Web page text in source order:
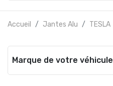
Accueil Jantes Alu TESLA
Marque de votre véhicule